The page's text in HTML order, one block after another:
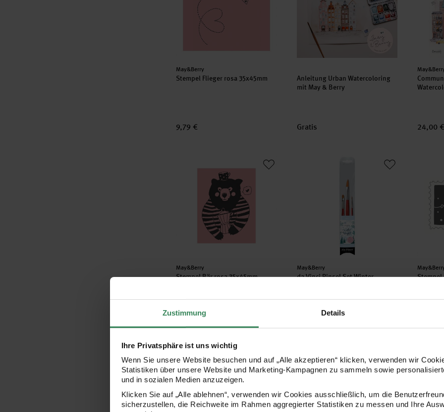
Zustimmung Details
Ihre Privatsphäre ist uns wichtig
Wenn Sie unsere Website besuchen und auf „Alle akzeptieren“ klicken, verwenden wir
Statistiken über unsere Website und Marketing-Kampagnen zu sammeln sowie
und in sozialen Medien anzuzeigen.
Klicken Sie auf „Alle ablehnen“, verwenden wir Cookies ausschließlich, um die
sicherzustellen, die Reichweite im Rahmen aggregierter Statistiken zu messen und Ihre
Hersteller:
May&Berry
Stempel Flieger rosa 35x45mm
9,79 €
Anleitung Urban Watercoloring
mit May & Berry
Gratis 24,00 €
Hersteller:
May&Berry
Stempel Bär rosa 35x45mm
9,79 €
Hersteller:
May&Berry
da Vinci Pinsel-Set Winter
Stempel